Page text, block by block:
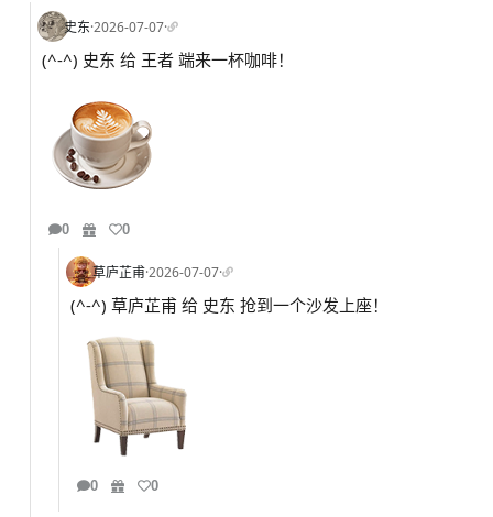
史东·2026-07-07·
(^-^) 史东 给 王者 端来一杯咖啡！
0 0
草庐芷甫·2026-07-07·
(^-^) 草庐芷甫 给 史东 抢到一个沙发上座！
0 0